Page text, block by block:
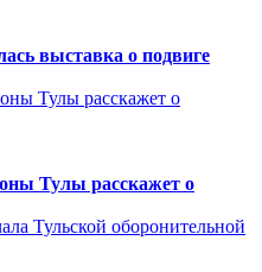
выставка о подвиге
Тулы расскажет о